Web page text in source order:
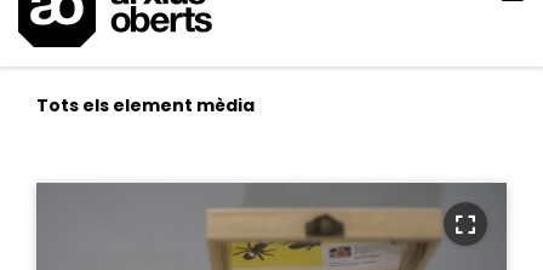
Tots els element mèdia